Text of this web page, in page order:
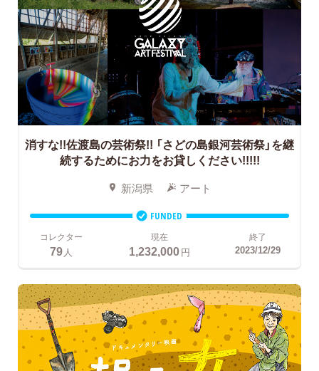
消すな!!佐渡島の芸術祭!! 「さどの島銀河芸術祭」を継
続するためにお力をお貸しください!!!!!
新潟県 アート
FUNDED
コレクター
79人
現在
1,232,000円
終了
2023/12/29